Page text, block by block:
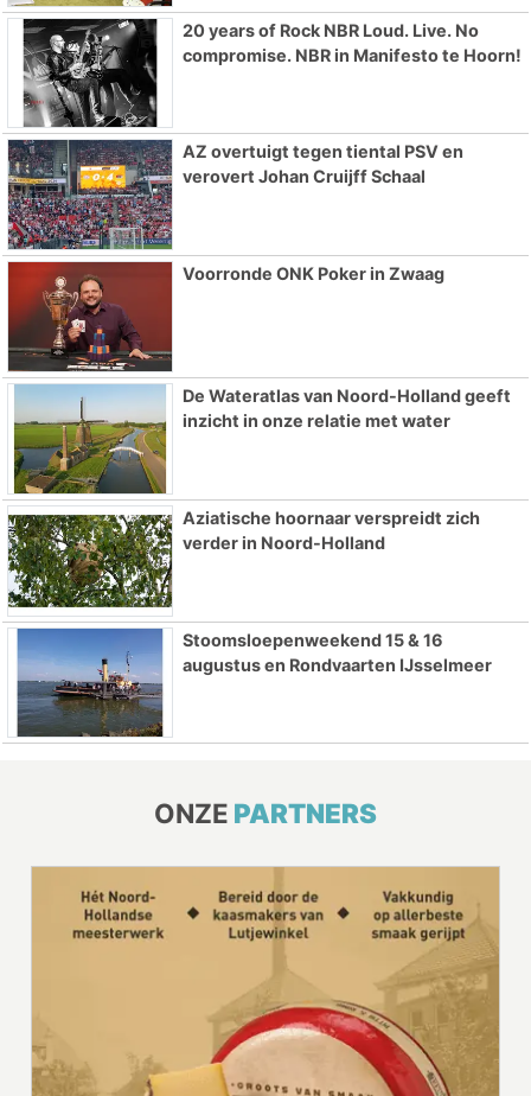
20 years of Rock NBR Loud. Live. No
compromise. NBR in Manifesto te Hoorn!
AZ overtuigt tegen tiental PSV en
verovert Johan Cruijff Schaal
Voorronde ONK Poker in Zwaag
De Wateratlas van Noord-Holland geeft
inzicht in onze relatie met water
Aziatische hoornaar verspreidt zich
verder in Noord-Holland
Stoomsloepenweekend 15 & 16
augustus en Rondvaarten IJsselmeer
ONZE PARTNERS